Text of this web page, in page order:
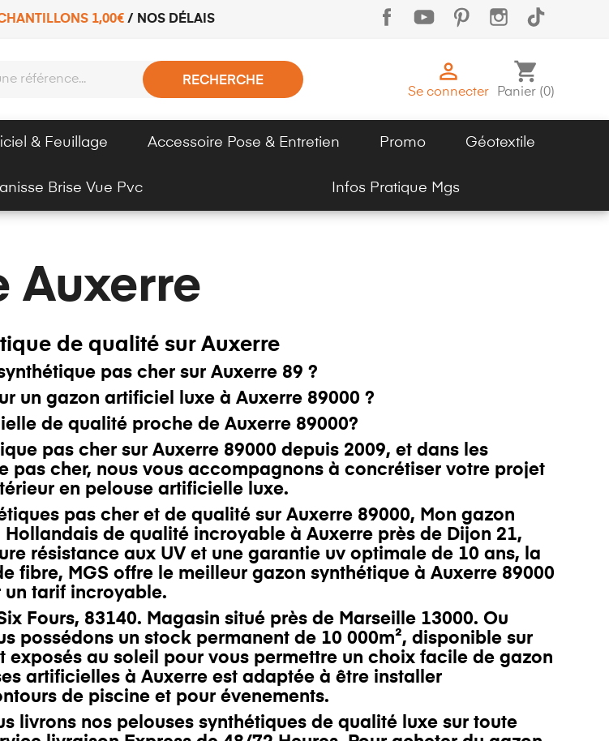
1,00€ / NOS DÉLAIS
RECHERCHE 
Se connecter
shopping_cart
Panier (0)
& Feuillage Accessoire Pose & Entretien Promo Géotextile
Brise Vue Pvc Infos Pratique Mgs
Auxerre
de qualité sur Auxerre
pas cher sur Auxerre 89 ?
un gazon artificiel luxe à Auxerre 89000 ?
de qualité prochede Auxerre 89000?
pas cher sur Auxerre 89000 depuis 2009, et dans les
pas cher, nous vous accompagnons à concrétiser votre projet
en pelouse artificielle luxe.
pas cher et de qualité sur Auxerre 89000, Mon gazon
Hollandais de qualité incroyable à Auxerre près de Dijon 21,
résistance aux UV et une garantie uv optimale de 10 ans, l a
fibre, MGS offre le meilleur gazon synthétique à Auxerre 89000
un tarif incroyable.
Fours, 83140. Magasin situé près de Marseille 13000. Ou
possédons un stock permanent de 10 000m², disponible sur
au soleil pour vous permettre un choix facile de gazon
artificielles à Auxerre est adaptée à être installer
de piscineet pour évenements.
livrons nos pelouses synthétiques de qualité luxe sur toute